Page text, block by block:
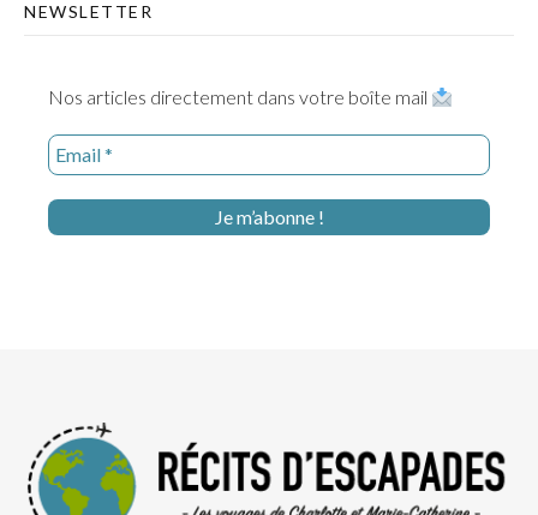
NEWSLETTER
Nos articles directement dans votre boîte mail